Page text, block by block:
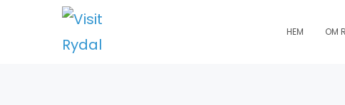
HEM OM